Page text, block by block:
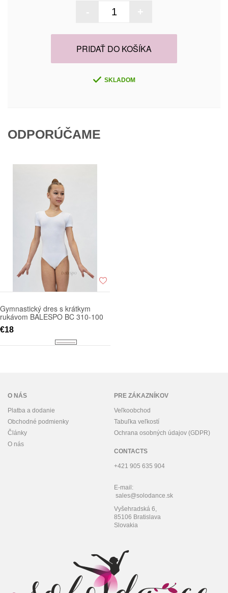
PRIDAŤ DO KOŠÍKA
SKLADOM
ODPORÚČAME
Gymnastický dres s krátkym
rukávom BALESPO BC 310-100
€18
O NÁS
Platba a dodanie
Obchodné podmienky
Články
O nás
PRE ZÁKAZNÍKOV
Veľkoobchod
Tabuľka veľkostí
Ochrana osobných údajov (GDPR)
CONTACTS
+421 905 635 904
E-mail:
sales@solodance.sk
Vyšehradská 6,
85106 Bratislava
Slovakia